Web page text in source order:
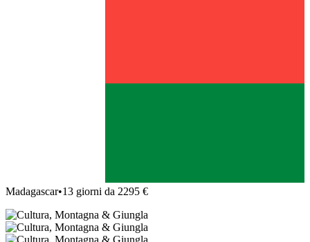
Madagascar•13 giorni da 2295 €